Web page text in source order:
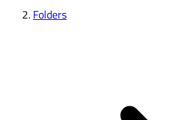
Folders